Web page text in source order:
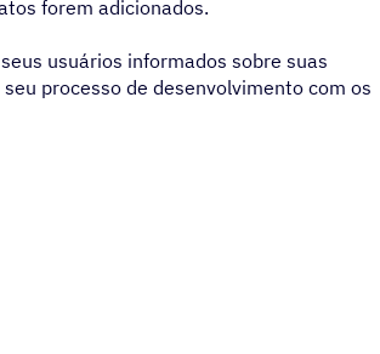
forem adicionados.
usuários informados sobre suas
processo de desenvolvimento com os